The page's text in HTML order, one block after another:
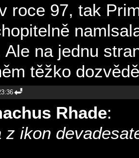
roce 97, tak
Ale na jednu
těžko
Rhade:
z ikon